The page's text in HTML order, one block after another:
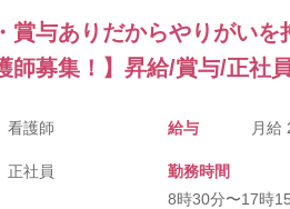
賞与ありだからやりがい
師募集！】昇給/賞与/正社員
看護師 給与 月給
正社員
勤務時間
8時30分〜17時